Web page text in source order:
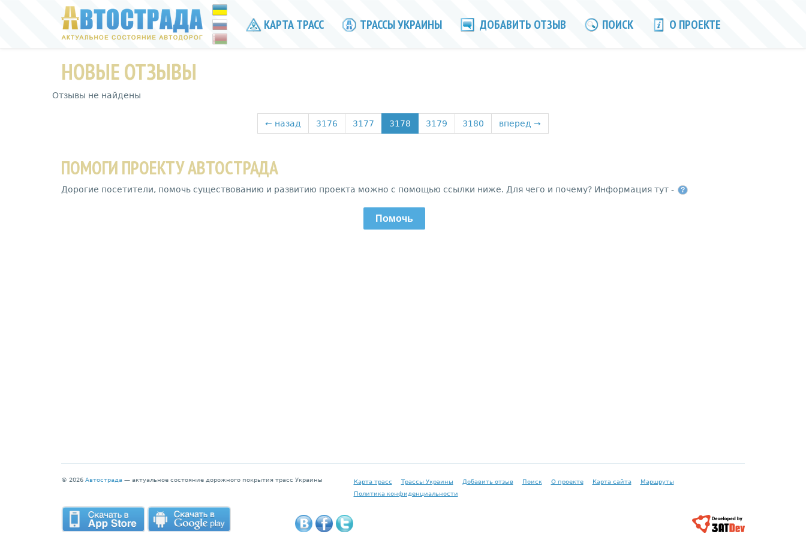
КАРТА ТРАСС ТРАССЫ УКРАИНЫ ДОБАВИТЬ ОТЗЫВ ПОИСК О ПРОЕКТЕ
НОВЫЕ ОТЗЫВЫ
Отзывы не найдены
← назад 3176 3177 3178 3179 3180 вперед →
ПОМОГИ ПРОЕКТУ АВТОСТРАДА
Дорогие посетители, помочь существованию и развитию проекта можно с помощью ссылки ниже. Для чего и почему? Информация тут - ?
Помочь
© 2026 Автострада — актуальное состояние дорожного покрытия трасс Украины Карта трасс Трассы Украины Добавить отзыв Поиск О проекте Карта сайта
Маршруты
Политика конфиденциальности